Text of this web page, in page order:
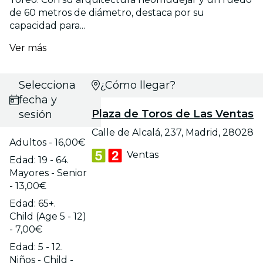
de 60 metros de diámetro, destaca por su
capacidad para...
Ver más
Selecciona
fecha y
sesión
Adultos - 16,00€
Edad: 19 - 64.
Mayores - Senior
- 13,00€
Edad: 65+.
Child (Age 5 - 12)
- 7,00€
Edad: 5 - 12.
Niños - Child -
¿Cómo llegar?
Plaza de Toros de Las Ventas
Calle de Alcalá, 237, Madrid, 28028
Ventas